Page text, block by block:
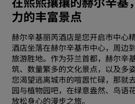
力的丰富景点
赫尔辛基丽芮酒店是您开启市中心
酒店坐落在赫尔辛基市中心，周边
旅游胜地。作为芬兰首都，赫尔辛
筑、数量繁多的文化景点，以及多
您渴望逃离城市的喧嚣忙碌，那就
园与植物园吧，在绿意盎然、鸟语
放松身心的漫步之旅。